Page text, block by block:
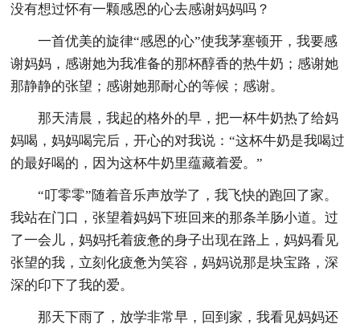
没有想过怀有一颗感恩的心去感谢妈妈吗？
一首优美的旋律“感恩的心”使我茅塞顿开，我要感
谢妈妈，感谢她为我准备的那杯醇香的热牛奶；感谢她
那静静的张望；感谢她那耐心的等候；感谢。
那天清晨，我起的格外的早，把一杯牛奶热了给妈
妈喝，妈妈喝完后，开心的对我说：“这杯牛奶是我喝过
的最好喝的，因为这杯牛奶里蕴藏着爱。”
“叮零零”随着音乐声放学了，我飞快的跑回了家。
我站在门口，张望着妈妈下班回来的那条羊肠小道。过
了一会儿，妈妈托着疲惫的身子出现在路上，妈妈看见
张望的我，立刻化疲惫为笑容，妈妈说那是块宝路，深
深的印下了我的爱。
那天下雨了，放学非常早，回到家，我看见妈妈还